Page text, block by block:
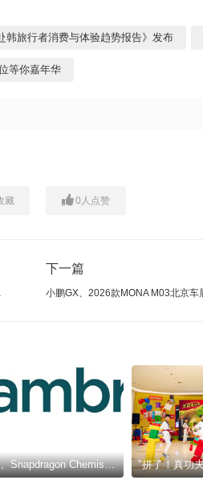
韩旅行者消费与体验趋势报告》发布
等你嘉年华
藏 0 人点赞
新篇章
下一篇
Cambrex、Snapdragon Chemistry与Q1 Scientific因在制药领域的创新与可持续发展获得认可